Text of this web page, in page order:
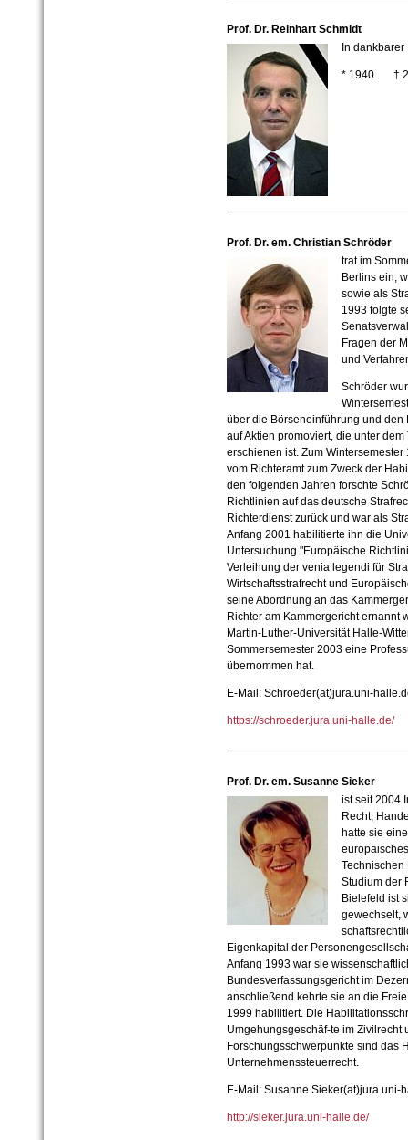
Prof. Dr. Reinhart Schmidt
In dankbarer
* 1940 †
Prof. Dr. em. Christian Schröder
trat im
Berlins ein,
sowie als
1993 folgte
Fragen der
und
Schröder
über die Börseneinführung und den
auf Aktien promoviert, die unter
erschienen ist. Zum
vom Richteramt zum Zweck der
den folgenden Jahren forschte
Richtlinien auf das deutsche
Richterdienst zurück und war als
Anfang 2001 habilitierte ihn die
Untersuchung "Europäische
Verleihung der venia legendi für
Wirtschaftsstrafrecht und
seine Abordnung an das
Richter am Kammergericht ernannt
Martin-Luther-Universität Halle-
Sommersemester 2003 eine
übernommen hat.
E-Mail: Schroeder(at)jura.uni-
https://schroeder.jura.uni-halle.de/
Prof. Dr. em. Susanne Sieker
ist seit 2004
Recht,
hatte sie
Technischen
Studium der
Bielefeld ist
gewechselt,
Eigenkapital der
Anfang 1993 war sie
Bundesverfassungsgericht im
anschließend kehrte sie an die
1999 habilitiert. Die
Umgehungsgeschäf-te im Zivilrecht
Forschungsschwerpunkte sind das
Unternehmenssteuerrecht.
E-Mail: Susanne.Sieker(at)jura.uni-
http://sieker.jura.uni-halle.de/